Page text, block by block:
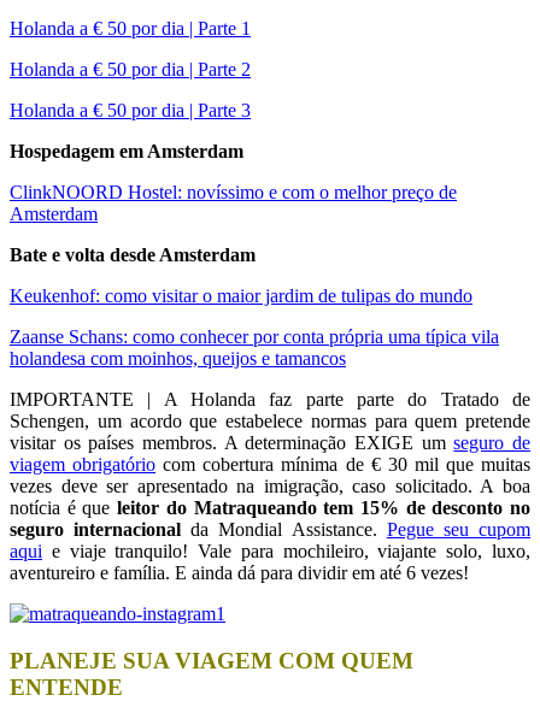
Holanda a € 50 por dia | Parte 1
Holanda a € 50 por dia | Parte 2
Holanda a € 50 por dia | Parte 3
Hospedagem em Amsterdam
ClinkNOORD Hostel: novíssimo e com o melhor preço de
Amsterdam
Bate e volta desde Amsterdam
Keukenhof: como visitar o maior jardim de tulipas do mundo
Zaanse Schans: como conhecer por conta própria uma típica vila
holandesa com moinhos, queijos e tamancos
IMPORTANTE | A Holanda faz parte parte do Tratado de
Schengen, um acordo que estabelece normas para quem pretende
visitar os países membros. A determinação EXIGE umseguro de
viagem obrigatório com cobertura mínima de € 30 mil que muitas
vezes deve ser apresentado na imigração, caso solicitado. A boa
notícia é queleitor do Matraqueando tem 15% de desconto no
seguro internacional da Mondial Assistance. Pegue seu cupom
aqui e viaje tranquilo! Vale para mochileiro, viajante solo, luxo,
aventureiro e família. E ainda dá para dividir em até 6 vezes!
PLANEJE SUA VIAGEM COM QUEM
ENTENDE